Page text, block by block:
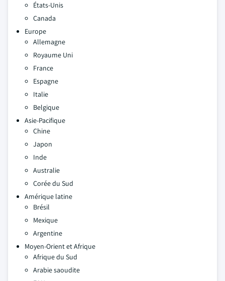
États-Unis
Canada
Europe
Allemagne
Royaume Uni
France
Espagne
Italie
Belgique
Asie-Pacifique
Chine
Japon
Inde
Australie
Corée du Sud
Amérique latine
Brésil
Mexique
Argentine
Moyen-Orient et Afrique
Afrique du Sud
Arabie saoudite